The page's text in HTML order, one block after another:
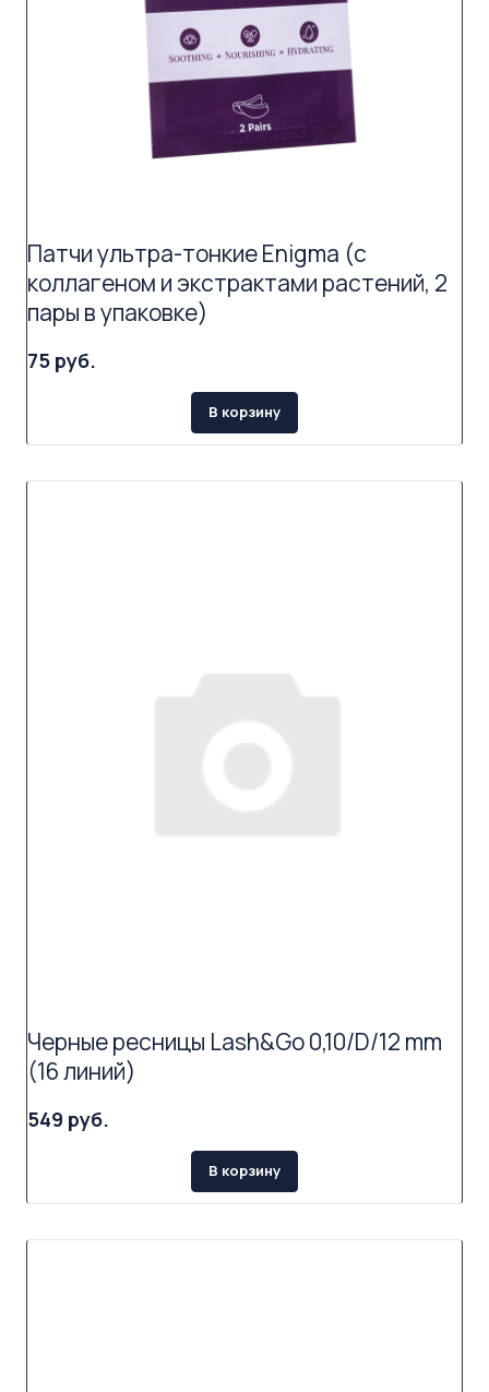
Патчи ультра-тонкие Enigma (с
коллагеном и экстрактами растений, 2
пары в упаковке)
75 руб.
В корзину
Черные ресницы Lash&Go 0,10/D/12 mm
(16 линий)
549 руб.
В корзину